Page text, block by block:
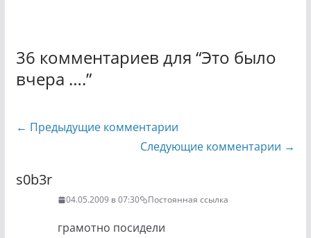
36 комментариев для “Это было
вчера ….”
Навигация
← Предыдущие комментарии
Следующие комментарии →
s0b3r
04.05.2009 в 07:30 Постоянная ссылка
грамотно посидели